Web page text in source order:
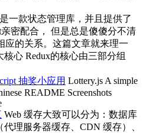
一款状态管理库，并且提供了
亲密配合， 但是总是傻傻分不清
应的关系。这篇文章就来理一
核心 Redux的核心由三部分组
抽奖小应用 Lottery.js A simple
README Screenshots
Web 缓存大致可以分为：数据库
理服务器缓存、CDN 缓存）、